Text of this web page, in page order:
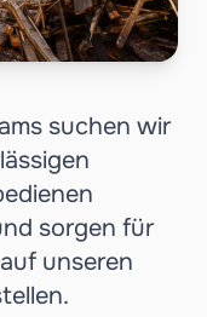
suchen wir
sorgen für
unseren